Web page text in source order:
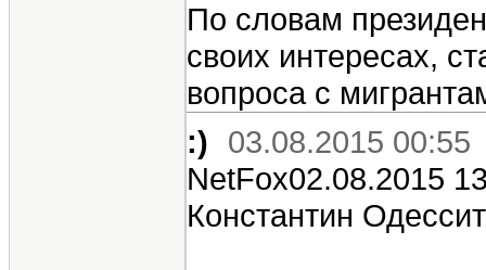
По словам
своих интересах,
вопроса с
:)
03.08.2015 00:55
NetFox02.08.2015
Константин